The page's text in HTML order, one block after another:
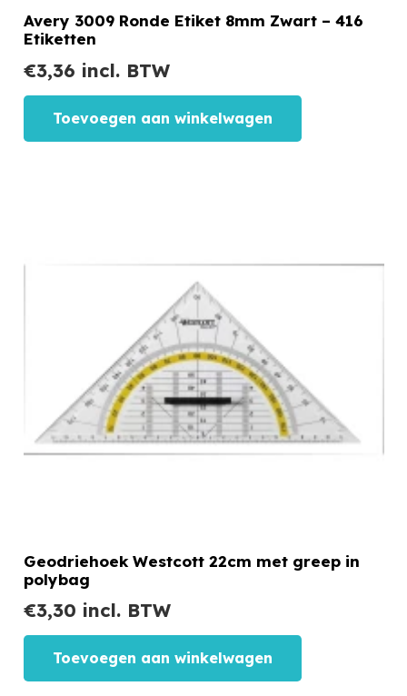
Avery 3009 Ronde Etiket 8mm Zwart – 416
Etiketten
€3,36 incl. BTW
Toevoegen aan winkelwagen
Geodriehoek Westcott 22cm met greep in
polybag
€3,30 incl. BTW
Toevoegen aan winkelwagen